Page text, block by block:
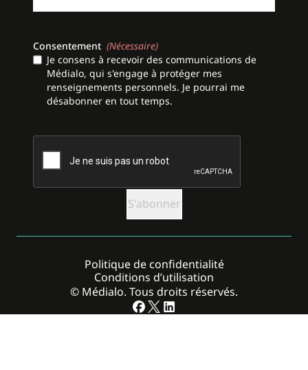
Consentement (Nécessaire)
Je consens à recevoir des communications de
Médialo, qui s'engage à protéger mes
renseignements personnels. Je pourrai me
désabonner en tout temps.
CAPTCHA
© Médialo. Tous droits réservés.
Politique de confidentialité
Conditions d’utilisation